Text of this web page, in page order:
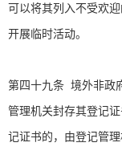
可以将其列入不受欢
开展临时活动。
第四十九条 境外非政
管理机关封存其登记
记证书的，由登记管